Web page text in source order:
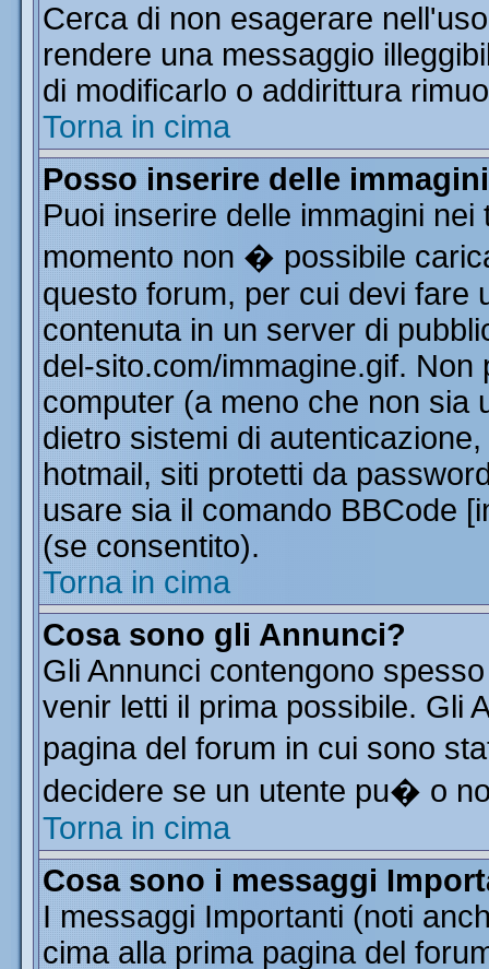
Cerca di non esagerare
rendere una messaggio
di modificarlo o addirittura
Torna in cima
Posso inserire delle
Puoi inserire delle immagini
momento non � possibile
questo forum, per cui devi fare
contenuta in un server di
del-sito.com/immagine.gif.
computer (a meno che non sia
dietro sistemi di
hotmail, siti protetti da
usare sia il comando BBCode
(se consentito).
Torna in cima
Cosa sono gli Annunci?
Gli Annunci contengono
venir letti il prima possibile. Gli
pagina del forum in cui sono
decidere se un utente pu� o
Torna in cima
Cosa sono i messaggi
I messaggi Importanti (noti
cima alla prima pagina del